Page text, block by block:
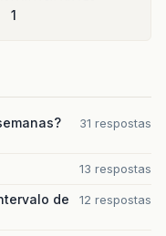
1
31 respostas
13 respostas
de
12 respostas